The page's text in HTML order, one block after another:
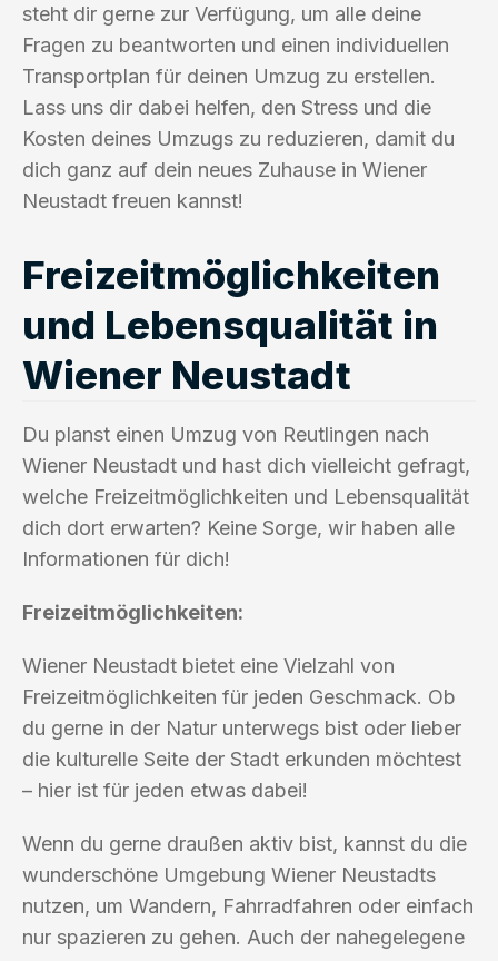
steht dir gerne zur Verfügung, um alle deine
Fragen zu beantworten und einen individuellen
Transportplan für deinen Umzug zu erstellen.
Lass uns dir dabei helfen, den Stress und die
Kosten deines Umzugs zu reduzieren, damit du
dich ganz auf dein neues Zuhause in Wiener
Neustadt freuen kannst!
Freizeitmöglichkeiten
und Lebensqualität in
Wiener Neustadt
Du planst einen Umzug von Reutlingen nach
Wiener Neustadt und hast dich vielleicht gefragt,
welche Freizeitmöglichkeiten und Lebensqualität
dich dort erwarten? Keine Sorge, wir haben alle
Informationen für dich!
Freizeitmöglichkeiten:
Wiener Neustadt bietet eine Vielzahl von
Freizeitmöglichkeiten für jeden Geschmack. Ob
du gerne in der Natur unterwegs bist oder lieber
die kulturelle Seite der Stadt erkunden möchtest
– hier ist für jeden etwas dabei!
Wenn du gerne draußen aktiv bist, kannst du die
wunderschöne Umgebung Wiener Neustadts
nutzen, um Wandern, Fahrradfahren oder einfach
nur spazieren zu gehen. Auch der nahegelegene